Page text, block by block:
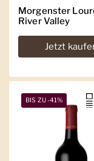
Morgenster
River Valley
Jetzt
BIS ZU -41%